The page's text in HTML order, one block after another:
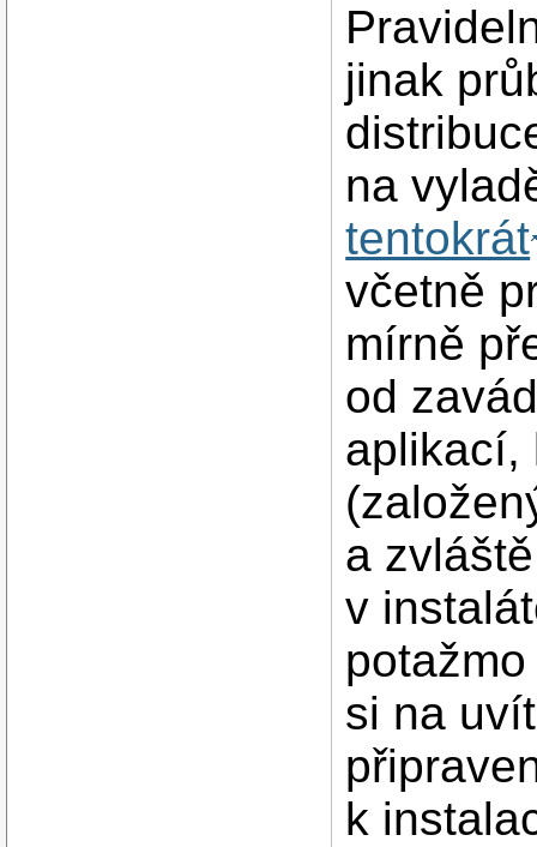
jinak
na
tentokrát
včetně
mírně
od
aplikací,
a
v
si na
k